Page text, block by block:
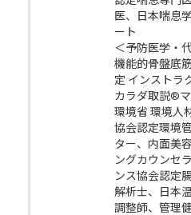
医、日本喘息
ート
＜予防医学・
機能的骨盤底
定 インストラ
カラダ取説®
環境省 環境人
協会認定環境
ター、内面美
ングカウンセ
ンス協会認定
解析士、日本
調整師、管理